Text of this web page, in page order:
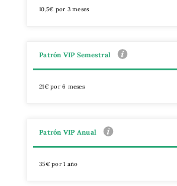
10,5€ por 3 meses
Patrón VIP Semestral
21€ por 6 meses
Patrón VIP Anual
35€ por 1 año